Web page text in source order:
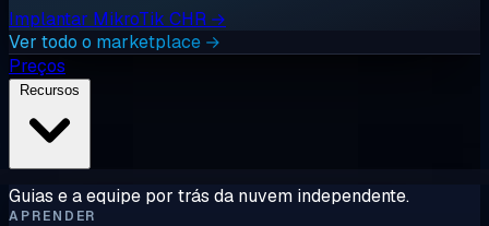
Implantar MikroTik CHR →
Ver todo o marketplace →
Preços
Guias e a equipe por trás da nuvem independente.
APRENDER